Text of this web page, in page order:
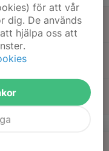
för att vår
dig. De används
hjälpa oss att